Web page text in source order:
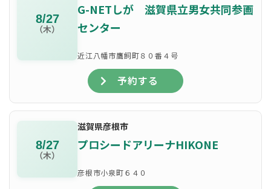
8/27
（木）
G-NETしが 滋賀県立男女共同参画
センター
近江八幡市鷹飼町８０番４号
予約する
8/27
（木）
滋賀県彦根市
プロシードアリーナHIKONE
彦根市小泉町６４０